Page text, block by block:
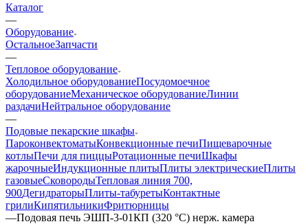
Каталог
—
Оборудование
ОстальноеЗапчасти
—
Тепловое оборудование
Холодильное оборудованиеПосудомоечное
оборудованиеМеханическое оборудованиеЛинии
раздачиНейтральное оборудование
—
Подовые пекарские шкафы
ПароконвектоматыКонвекционные печиПищеварочные
котлыПечи для пиццыРотационные печиШкафы
жарочныеИндукционные плитыПлиты электрическиеПлиты
газовыеСковородыТепловая линия 700,
900ДегидраторыПлиты-табуретыКонтактные
грилиКипятильникиФритюрницы
—Подовая печь ЭШП-3-01КП (320 °C) нерж. камера